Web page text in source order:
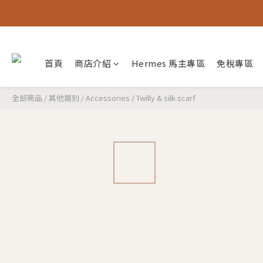
首頁 商店介紹 Hermes 馬主專區 免稅專區
全部商品 /其他類別 /Accessories /Twilly & silk scarf